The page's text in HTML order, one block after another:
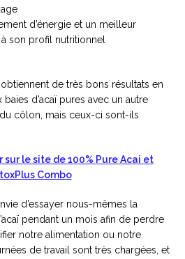
d’énergie et un meilleur
son profil nutritionnel
de très bons résultats en
d’acaï pures avec un autre
côlon, mais ceux-ci sont-ils
le site de 100% Pure Acai et
Combo
d’essayer nous-mêmes la
pendant un mois afin de perdre
notre alimentation ou notre
de travail sont très chargées, et